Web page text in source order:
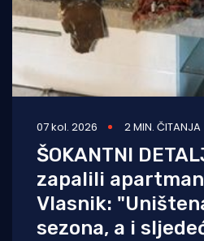
07 kol. 2026 2 MIN. ČITANJA
ŠOKANTNI
zapalili
Vlasnik:
sezona, a i